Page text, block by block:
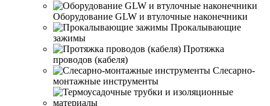
Оборудование GLW и втулочные наконечники
Прокалывающие
зажимы
Протяжка
проводов (кабеля)
Слесарно-
монтажные инструменты